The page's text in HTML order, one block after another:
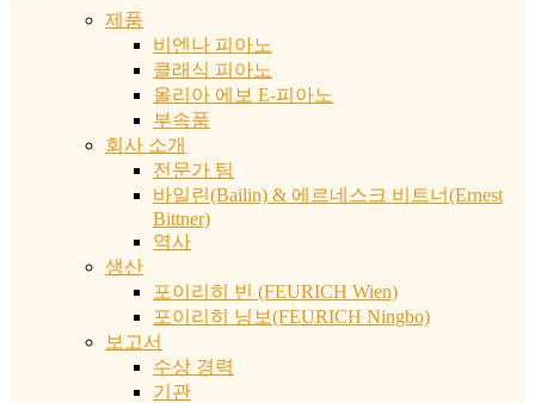
제품
비엔나 피아노
클래식 피아노
올리아 에보 E-피아노
부속품
회사 소개
전문가 팀
바일린(Bailin) & 에르네스크 비트너(Ernest
Bittner)
역사
생산
포이리히 빈 (FEURICH Wien)
포이리히 닝보(FEURICH Ningbo)
보고서
수상 경력
기관